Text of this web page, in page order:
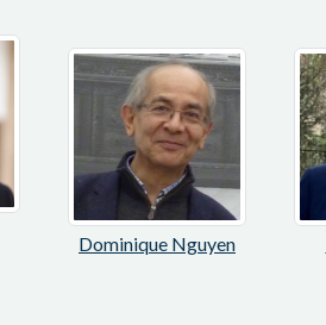
Dominique Nguyen